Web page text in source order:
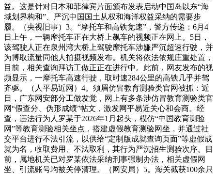
益。这是针对日本和菲律宾片面颁布发表启动中国岛以东“海
域划界构和”、严沉中国国土从权和海洋权益采纳的需要步
履。（央视旧事）3。“摩托车和高铁竞速”，警方传递：6月4
日上午，一辆摩托车正在大桥上飙车的视频正在网上。5日，
该驾驶人正在泉州湾大桥上驾驶摩托车涉嫌严沉超速行驶，并
为博取流量同他人拍摄视频发布。机关将依法依规庄重处置，
目前，相关查询拜访工做正正在进行中。此前，网友发布的视
频显示，一摩托车高速行驶，取时速284公里的高铁几乎并驾
齐驱。（人平易近网）4。须眉仿冒教育测验类官网被抓：近
日，广东网安部分工做发觉，网上有多条涉仿冒教育测验类官
网“假查分、伪形成绩”帖文，激发网平易近关心和会商。经
查，违法行为人罗某于2026年1月起头，模仿“中国教育测验
网”等教育测验相关坐点，搭建虚假教育测验网坐，并通过社
交平台进行不法引流，以供给“定制版成就查询页面”等虚假成
就为名，收取费用、不法取利，其行为严沉招生测验次序。目
前，属地机关已对罗某依法采纳刑事强制办法，相关虚假网
坐、引流账号均被关停清理。（网安局）5。海关截获100余只